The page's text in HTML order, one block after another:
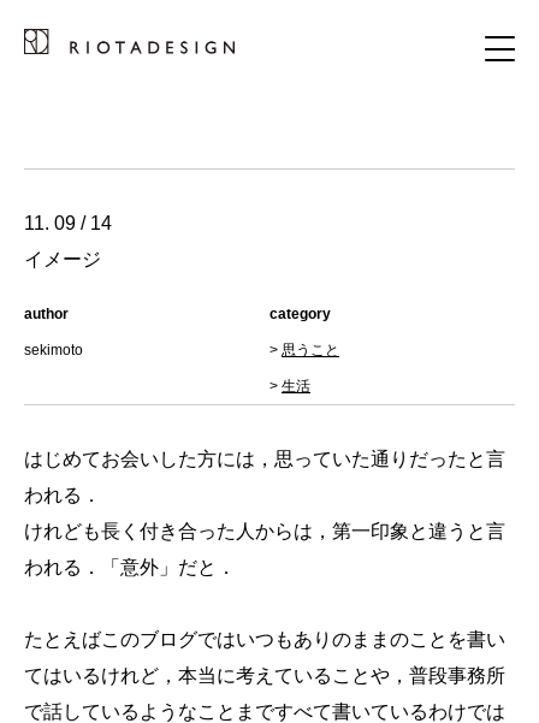
11. 09 / 14
イメージ
author
sekimoto
category
> 思うこと
> 生活
はじめてお会いした方には，思っていた通りだったと言
われる．
けれども長く付き合った人からは，第一印象と違うと言
われる．「意外」だと．
たとえばこのブログではいつもありのままのことを書い
てはいるけれど，本当に考えていることや，普段事務所
で話しているようなことまですべて書いているわけでは